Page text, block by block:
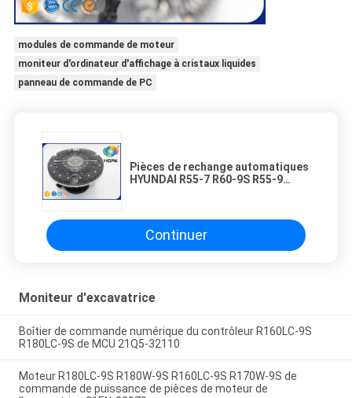
modules de commande de moteur
moniteur d'ordinateur d'affichage à cristaux liquides
panneau de commande de PC
Pièces de rechange automatiques
HYUNDAI R55-7 R60-9S R55-9
de fan
Continuer
Moniteur d'excavatrice
Boîtier de commande numérique du contrôleur R160LC-9S
R180LC-9S de MCU 21Q5-32110
Moteur R180LC-9S R180W-9S R160LC-9S R170W-9S de
commande de puissance de pièces de moteur de